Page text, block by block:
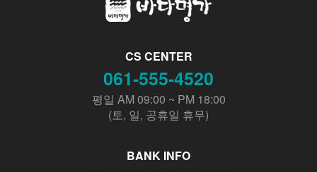
CS CENTER
061-555-4520
평일 AM 09:00 ~ PM 18:00
(토, 일, 공휴일 휴무)
BANK INFO